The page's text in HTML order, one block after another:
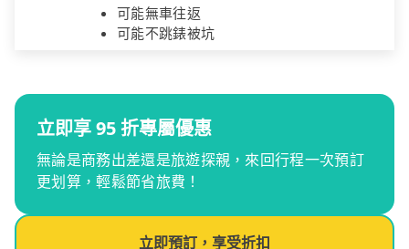
可能無車往返
可能不跳錶被坑
立即享 95 折專屬優惠
無論是商務出差還是旅遊探親，來回行程一次預訂
更划算，輕鬆節省旅費！
立即預訂，享受折扣